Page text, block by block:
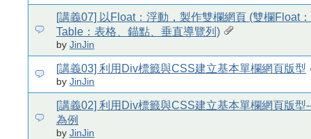
[講義07] 以Float：浮動，製作雙欄網頁 (雙欄Float
Table：表格、錨點、垂直導覽列)
by JinJin
[講義03] 利用Div標籤與CSS建立基本單欄網頁版型
by JinJin
[講義02] 利用Div標籤與CSS建立基本單欄網頁版型
為例
by JinJin